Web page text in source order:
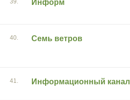
39. Информ
40. Семь ветров
41. Информационный канал